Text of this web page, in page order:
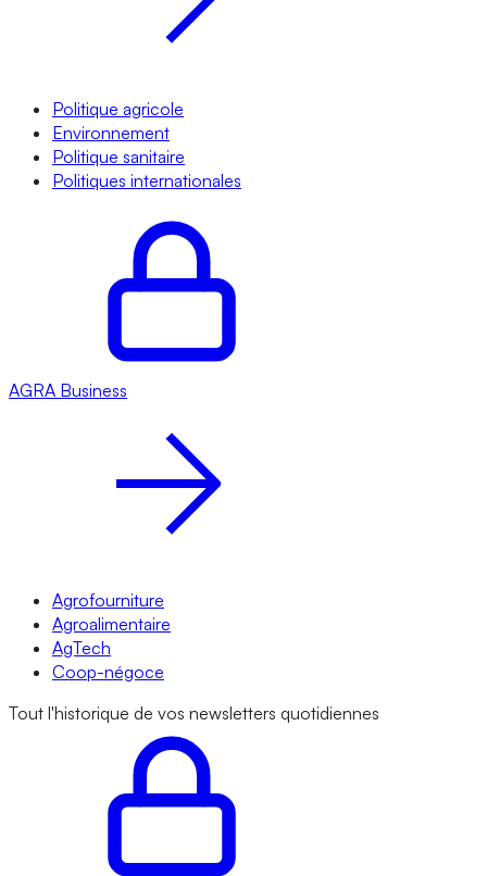
Politique agricole
Environnement
Politique sanitaire
Politiques internationales
AGRA Business
Agrofourniture
Agroalimentaire
AgTech
Coop-négoce
Tout l'historique de vos newsletters quotidiennes